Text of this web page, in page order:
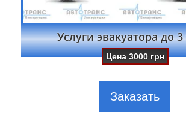
Услуги эвакуатора до
Цена3000 грн
Заказать